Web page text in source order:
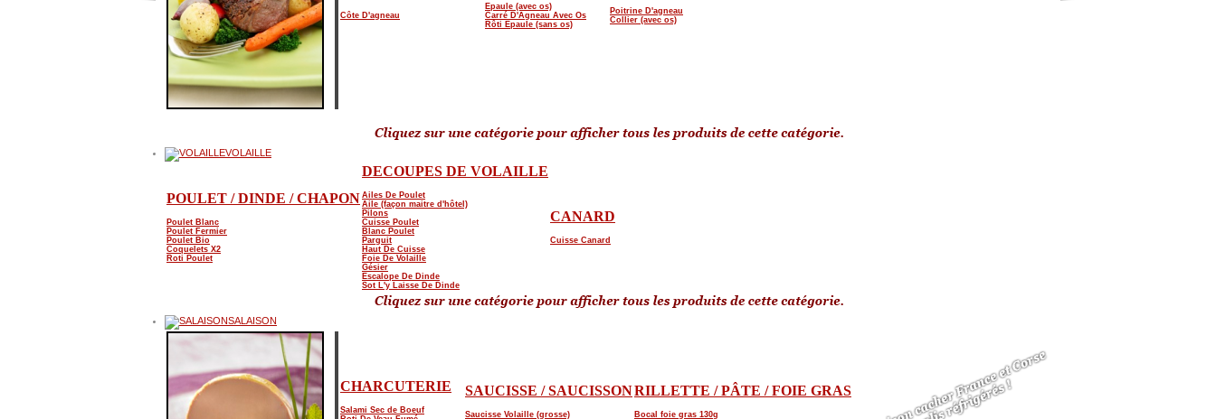
Côte D'agneau
Epaule (avec os)
Carré D'Agneau Avec Os
Rôti Epaule (sans os)
Poitrine D'agneau
Collier (avec os)
VOLAILLE
POULET / DINDE / CHAPON
Poulet Blanc
Poulet Fermier
Poulet Bio
Coquelets X2
Roti Poulet
DECOUPES DE VOLAILLE
Ailes De Poulet
Aile (façon maitre d'hôtel)
Pilons
Cuisse Poulet
Blanc Poulet
Parguit
Haut De Cuisse
Foie De Volaille
Gésier
Escalope De Dinde
Sot L'y Laisse De Dinde
CANARD
Cuisse Canard
SALAISON
CHARCUTERIE
Salami Sec de Boeuf
SAUCISSE / SAUCISSON
Saucisse Volaille (grosse)
RILLETTE / PÂTE / FOIE GRAS
Bocal foie gras 130g